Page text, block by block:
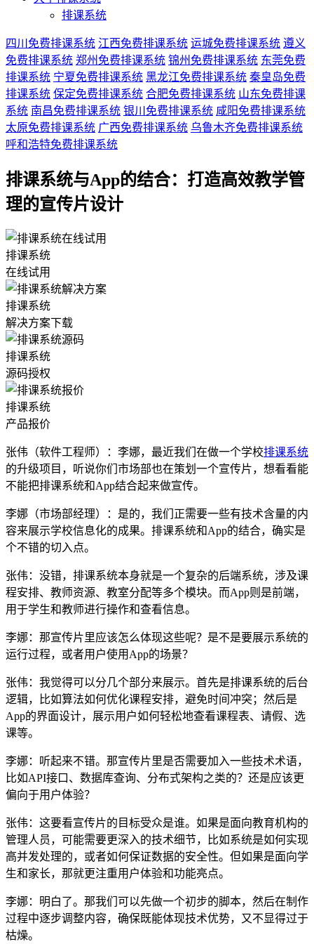
排课系统
四川免费排课系统 江西免费排课系统 运城免费排课系统 遵义
免费排课系统 郑州免费排课系统 锦州免费排课系统 东莞免费
排课系统 宁夏免费排课系统 黑龙江免费排课系统 秦皇岛免费
排课系统 保定免费排课系统 合肥免费排课系统 山东免费排课
系统 南昌免费排课系统 银川免费排课系统 咸阳免费排课系统
太原免费排课系统 广西免费排课系统 乌鲁木齐免费排课系统
呼和浩特免费排课系统
排课系统与App的结合：打造高效教学管
理的宣传片设计
排课系统
在线试用
排课系统
解决方案下载
排课系统
源码授权
排课系统
产品报价
张伟（软件工程师）：李娜，最近我们在做一个学校排课系统
的升级项目，听说你们市场部也在策划一个宣传片，想看看能
不能把排课系统和App结合起来做宣传。
李娜（市场部经理）：是的，我们正需要一些有技术含量的内
容来展示学校信息化的成果。排课系统和App的结合，确实是
个不错的切入点。
张伟：没错，排课系统本身就是一个复杂的后端系统，涉及课
程安排、教师资源、教室分配等多个模块。而App则是前端，
用于学生和教师进行操作和查看信息。
李娜：那宣传片里应该怎么体现这些呢？是不是要展示系统的
运行过程，或者用户使用App的场景？
张伟：我觉得可以分几个部分来展示。首先是排课系统的后台
逻辑，比如算法如何优化课程安排，避免时间冲突；然后是
App的界面设计，展示用户如何轻松地查看课程表、请假、选
课等。
李娜：听起来不错。那宣传片里是否需要加入一些技术术语，
比如API接口、数据库查询、分布式架构之类的？还是应该更
偏向于用户体验？
张伟：这要看宣传片的目标受众是谁。如果是面向教育机构的
管理人员，可能需要更深入的技术细节，比如系统是如何实现
高并发处理的，或者如何保证数据的安全性。但如果是面向学
生和家长，那就更注重用户体验和功能亮点。
李娜：明白了。那我们可以先做一个初步的脚本，然后在制作
过程中逐步调整内容，确保既能体现技术优势，又不显得过于
枯燥。